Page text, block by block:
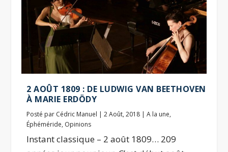
2 AOÛT 1809 : DE LUDWIG VAN BEETHOVEN
À MARIE ERDÖDY
Posté par Cédric Manuel |2 Août, 2018 |A la une,
Éphéméride, Opinions
Instant classique – 2 août 1809… 209